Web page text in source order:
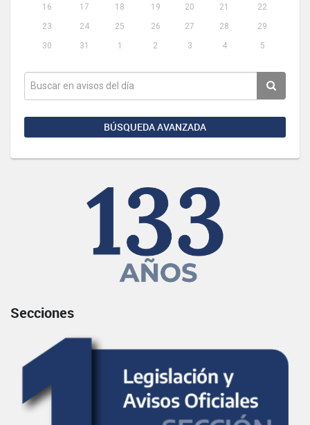
16
17 18 19 20 21
22
23
24 25 26 27 28
29
30
31 1 2 3 4 5
BÚSQUEDA AVANZADA
Secciones